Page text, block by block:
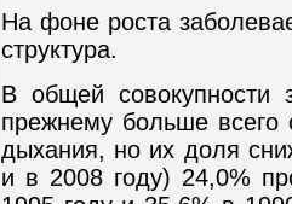
На фоне роста
структура.
В общей совокупности
прежнему больше всего
дыхания, но их доля
и в 2008 году) 24,0%